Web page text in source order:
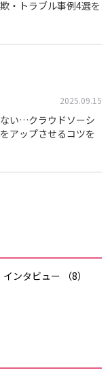
・トラブル事例4選を
2025.09.15
い…クラウドソーシ
アップさせるコツを
インタビュー
（8）